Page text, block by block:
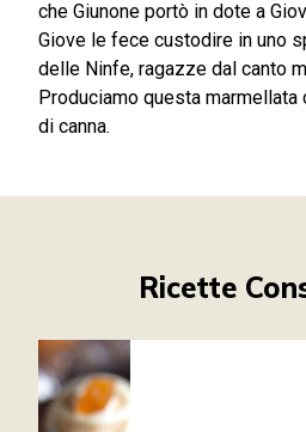
che Giunone portò in dote a
Giove le fece custodire in uno
delle Ninfe, ragazze dal canto
Produciamo questa marmellata
di canna.
Ricette